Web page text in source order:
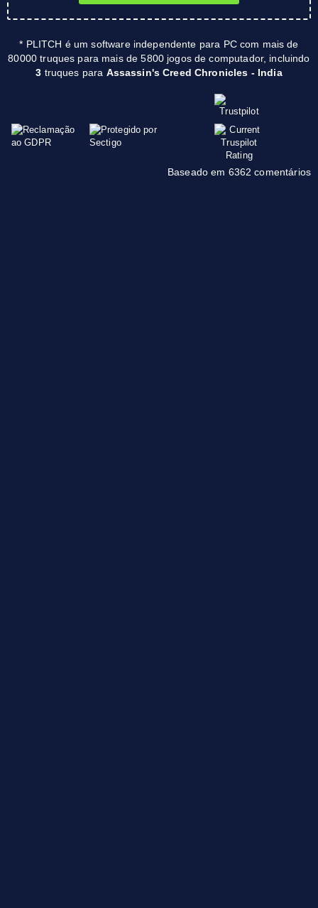
* PLITCH é um software independente para PC com mais de
80000 truques para mais de 5800 jogos de computador, incluindo
3 truques para Assassin's Creed Chronicles - India
Baseado em 6362 comentários